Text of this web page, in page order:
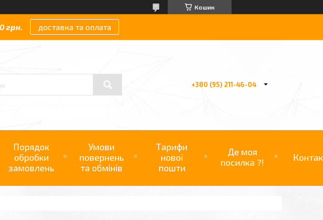
Кошик
грн. доставка та оплата
+380 (95) 211-46-04
Порядок
обробки
замовлень
Умови
повернень
та обмінів
Тарифи
нової
пошти
Де моя
посилка ?!